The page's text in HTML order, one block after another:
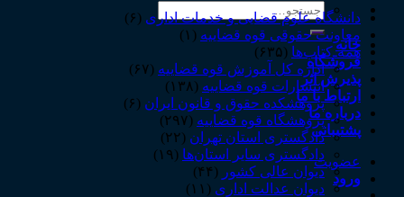
جستجو
برای:
خانه
فروشگاه
پذیرش اثر
ارتباط با ما
درباره ما
پشتیبانی
عضویت
ورود
دانشگاه علوم قضایی و خدمات اداری (۶)
معاونت حقوقی قوه قضاییه (۱)
همه‌ـ‌کتاب‌ها (۶۳۵)
اداره کل آموزش قوه قضاییه (۶۷)
انتشارات قوه قضاییه (۱۳۸)
پژوهشکده حقوق و قانون ایران (۶)
پژوهشگاه قوه قضاییه (۲۹۷)
دادگستری استان تهران (۲۲)
دادگستری سایر استان‌ها (۱۹)
دیوان عالی کشور (۴۴)
دیوان عدالت اداری (۱۱)